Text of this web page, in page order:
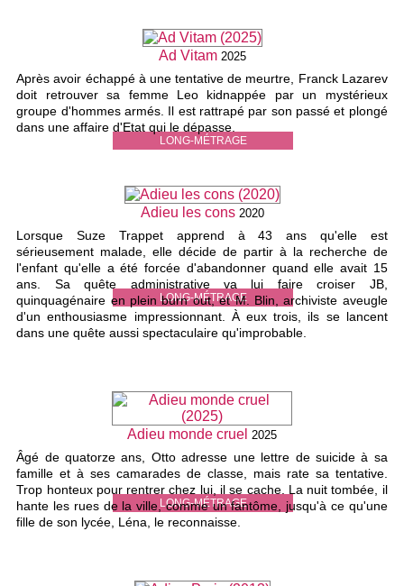
LONG-MÉTRAGE
Ad Vitam 2025
Après avoir échappé à une tentative de meurtre, Franck Lazarev
doit retrouver sa femme Leo kidnappée par un mystérieux
groupe d'hommes armés. Il est rattrapé par son passé et plongé
dans une affaire d'Etat qui le dépasse.
LONG-MÉTRAGE
Adieu les cons 2020
Lorsque Suze Trappet apprend à 43 ans qu'elle est
sérieusement malade, elle décide de partir à la recherche de
l'enfant qu'elle a été forcée d'abandonner quand elle avait 15
ans. Sa quête administrative va lui faire croiser JB,
quinquagénaire en plein burn out, et M. Blin, archiviste aveugle
d'un enthousiasme impressionnant. À eux trois, ils se lancent
dans une quête aussi spectaculaire qu'improbable.
LONG-MÉTRAGE
Adieu monde cruel 2025
Âgé de quatorze ans, Otto adresse une lettre de suicide à sa
famille et à ses camarades de classe, mais rate sa tentative.
Trop honteux pour rentrer chez lui, il se cache. La nuit tombée, il
hante les rues de la ville, comme un fantôme, jusqu'à ce qu'une
fille de son lycée, Léna, le reconnaisse.